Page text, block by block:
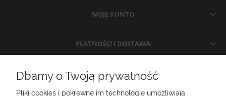
MOJE KONTO
PŁATNOŚCI I DOSTAWA
INFORMACJE
Dbamy o Twoją prywatność
Pliki cookies i pokrewne im technologie umożliwiają